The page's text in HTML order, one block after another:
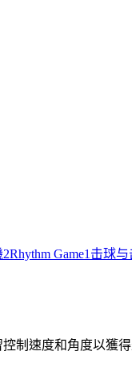
2Rhythm Game1 击球
制速度和角度以獲得